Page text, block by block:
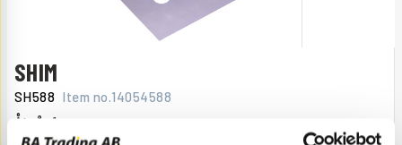
SHIM
SH588 Item no. 14054588
Åtgår 1